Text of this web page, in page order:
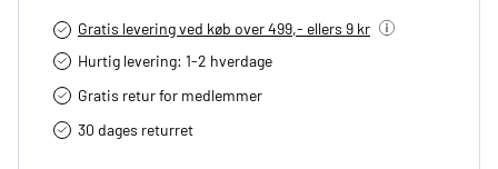
Gratis levering ved køb over 499,- ellers 9 kr
Hurtig levering­: 1-2 hverdage
Gratis retur for medlemmer
30 dages returret